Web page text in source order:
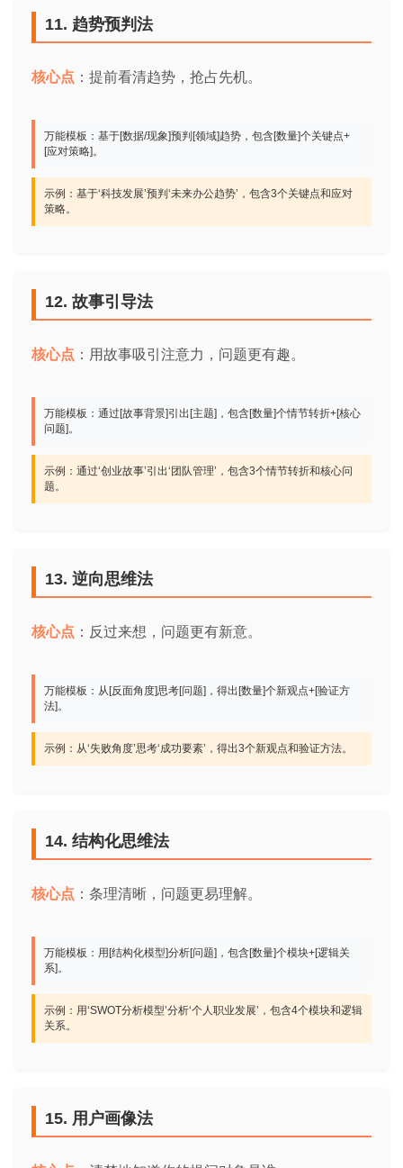
11. 趋势预判法
核心点 ：提前看清趋势，抢占先机。
万能模板：基于[数据/现象]预判[领域]趋势，包含[数量]个关键点+
[应对策略]。
示例：基于‘科技发展’预判‘未来办公趋势’，包含3个关键点和应对
策略。
12. 故事引导法
核心点 ：用故事吸引注意力，问题更有趣。
万能模板：通过[故事背景]引出[主题]，包含[数量]个情节转折+[核心
问题]。
示例：通过‘创业故事’引出‘团队管理’，包含3个情节转折和核心问
题。
13. 逆向思维法
核心点 ：反过来想，问题更有新意。
万能模板：从[反面角度]思考[问题]，得出[数量]个新观点+[验证方
法]。
示例：从‘失败角度’思考‘成功要素’，得出3个新观点和验证方法。
14. 结构化思维法
核心点 ：条理清晰，问题更易理解。
万能模板：用[结构化模型]分析[问题]，包含[数量]个模块+[逻辑关
系]。
示例：用‘SWOT分析模型’分析‘个人职业发展’，包含4个模块和逻辑
关系。
15. 用户画像法